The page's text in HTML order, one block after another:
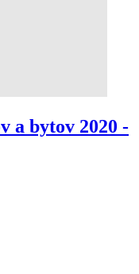
a bytov 2020 -